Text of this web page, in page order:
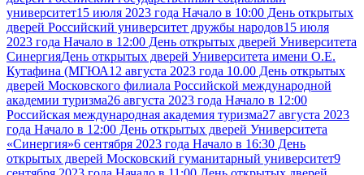
университет15 июля 2023 года Начало в 10:00 День открытых
дверей Российский университет дружбы народов15 июля
2023 года Начало в 12:00 День открытых дверей Университета
СинергияДень открытых дверей Университета имени О.Е.
Кутафина (МГЮА12 августа 2023 года 10.00 День открытых
дверей Московского филиала Российской международной
академии туризма26 августа 2023 года Начало в 12:00
Российская международная академия туризма27 августа 2023
года Начало в 12:00 День открытых дверей Университета
«Синергия»6 сентября 2023 года Начало в 16:30 День
открытых дверей Московский гуманитарный университет9